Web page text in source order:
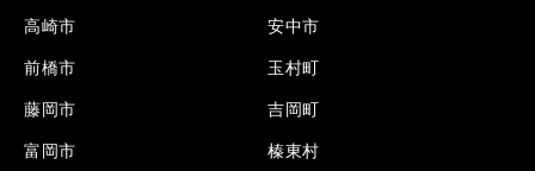
高崎市
前橋市
藤岡市
富岡市
安中市
玉村町
吉岡町
榛東村